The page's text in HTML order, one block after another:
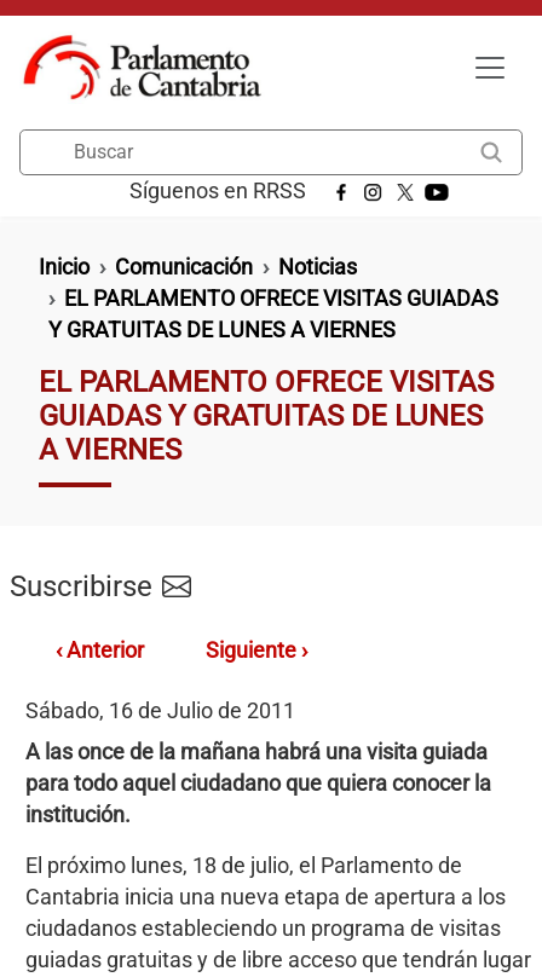
Pasar al contenido principal
Síguenos en RRSS
Ruta de navegación
Inicio Comunicación
Noticias
EL PARLAMENTO OFRECE VISITAS GUIADAS
Y GRATUITAS DE LUNES A VIERNES
EL PARLAMENTO OFRECE VISITAS
GUIADAS Y GRATUITAS DE LUNES
A VIERNES
Suscribirse
‹ Anterior Siguiente ›
Sábado, 16 de Julio de 2011
A las once de la mañana habrá una visita guiada
para todo aquel ciudadano que quiera conocer la
institución.
El próximo lunes, 18 de julio, el Parlamento de
Cantabria inicia una nueva etapa de apertura a los
ciudadanos estableciendo un programa de visitas
guiadas gratuitas y de libre acceso que tendrán lugar